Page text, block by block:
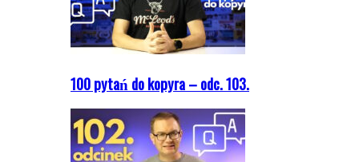
100 pytań do kopyra – odc. 103.